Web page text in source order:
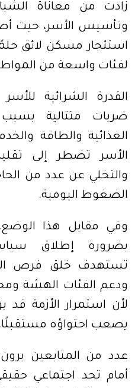
زادت من معاناة
وتأسيس الأسر، حيث
استئجار مسكن لائق
لفئات واسعة من
القدرة الشرائية
ضربات متتالية بسبب
الغذائية والطاقة
الأسر تضطر إلى
والتخلي عن عدد من
الضغوط اليومية.
وفي مقابل هذا
بضرورة إطلاق
تستهدف خلق فرص
ودعم الفئات الهشة
لأن استمرار الأزمة قد
يصعب احتواؤه مستقبلًا.
عدد من المتابعين
أمام تحد اجتماعي